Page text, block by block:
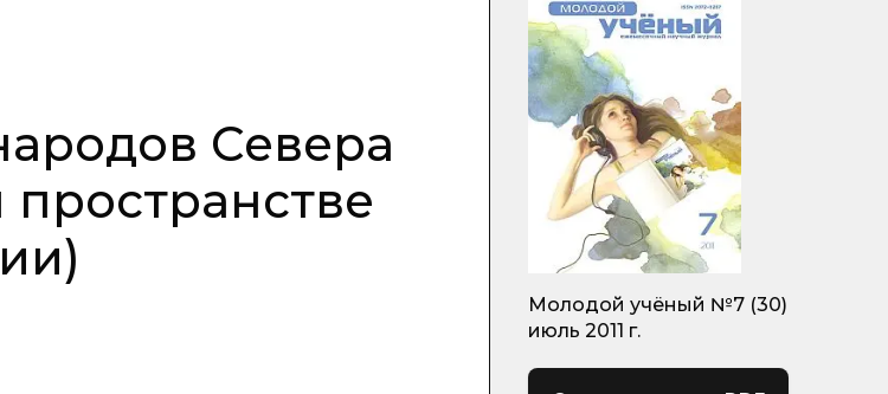
Севера
Молодой учёный №7 (30)
июль 2011 г.